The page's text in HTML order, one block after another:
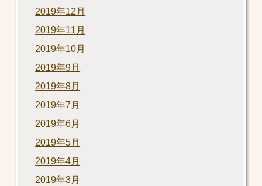
2019年12月
2019年11月
2019年10月
2019年9月
2019年8月
2019年7月
2019年6月
2019年5月
2019年4月
2019年3月